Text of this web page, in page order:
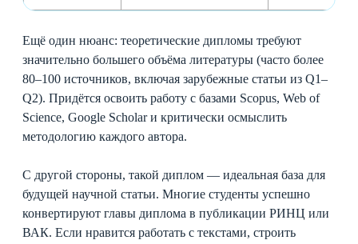
Ещё один нюанс: теоретические дипломы требуют
значительно большего объёма литературы (часто более
80–100 источников, включая зарубежные статьи из Q1–
Q2). Придётся освоить работу с базами Scopus, Web of
Science, Google Scholar и критически осмыслить
методологию каждого автора.
С другой стороны, такой диплом — идеальная база для
будущей научной статьи. Многие студенты успешно
конвертируют главы диплома в публикации РИНЦ или
ВАК. Если нравится работать с текстами, строить